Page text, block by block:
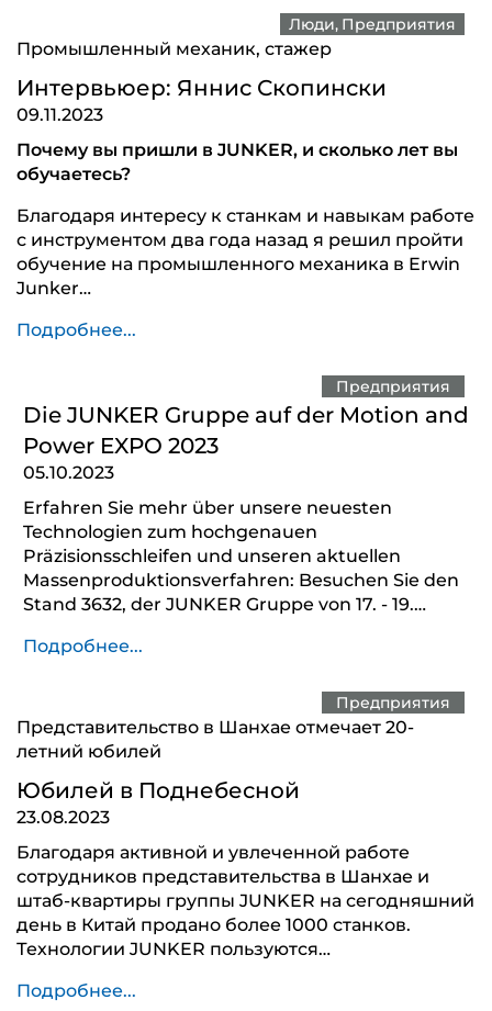
Люди Предприятия
Промышленный механик, стажер
Интервьюер: Яннис Скопински
09.11.2023
Почему вы пришли в JUNKER, и сколько лет вы
обучаетесь?
Благодаря интересу к станкам и навыкам работе
с инструментом два года назад я решил пройти
обучение на промышленного механика в Erwin
Junker…
Подробнее...
Предприятия
Die JUNKER Gruppe auf der Motion and
Power EXPO 2023
05.10.2023
Erfahren Sie mehr über unsere neuesten
Technologien zum hochgenauen
Präzisionsschleifen und unseren aktuellen
Massenproduktionsverfahren: Besuchen Sie den
Stand 3632, der JUNKER Gruppe von 17. - 19.…
Подробнее...
Предприятия
Представительство в Шанхае отмечает 20-
летний юбилей
Юбилей в Поднебесной
23.08.2023
Благодаря активной и увлеченной работе
сотрудников представительства в Шанхае и
штаб-квартиры группы JUNKER на сегодняшний
день в Китай продано более 1000 станков.
Технологии JUNKER пользуются…
Подробнее...